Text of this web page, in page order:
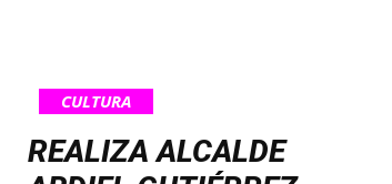
CULTURA
REALIZA ALCALDE